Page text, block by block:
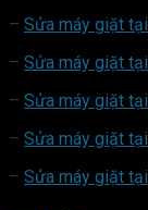
– Sửa máy giặt
– Sửa máy giặt
– Sửa máy giặt
– Sửa máy giặt
– Sửa máy giặt